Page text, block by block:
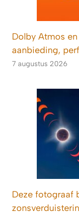
Dolby Atmos
aanbieding,
7 augustus 2026
Deze fotograaf